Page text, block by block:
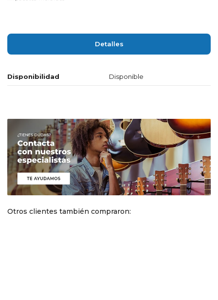
Detalles
Disponibilidad Disponible
Otros clientes también compraron: